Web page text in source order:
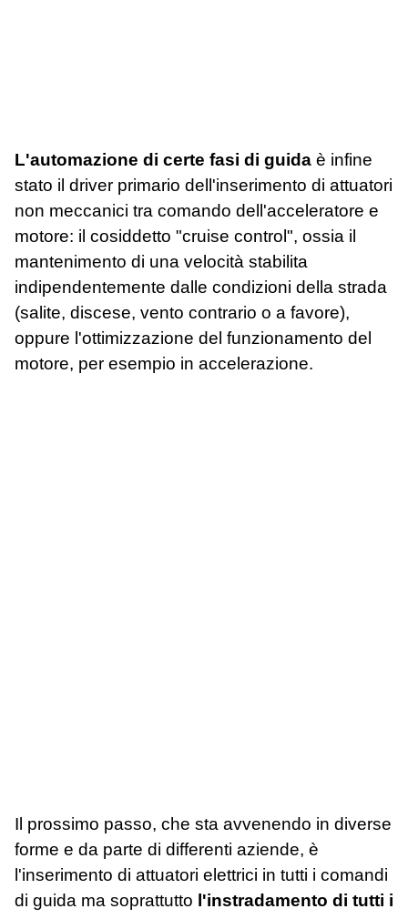
L'automazione di certe fasi di guida è infine
stato il driver primario dell'inserimento di attuatori
non meccanici tra comando dell'acceleratore e
motore: il cosiddetto "cruise control", ossia il
mantenimento di una velocità stabilita
indipendentemente dalle condizioni della strada
(salite, discese, vento contrario o a favore),
oppure l'ottimizzazione del funzionamento del
motore, per esempio in accelerazione.
Il prossimo passo, che sta avvenendo in diverse
forme e da parte di differenti aziende, è
l'inserimento di attuatori elettrici in tutti i comandi
di guida ma soprattutto l'instradamento di tutti i